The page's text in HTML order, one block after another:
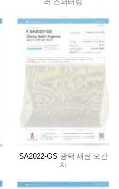
러 스퍼터링
SA2022-GS 광택 새틴 오간
자